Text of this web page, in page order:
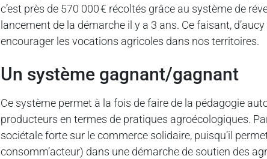
c’est près de 570 000 € récoltés grâce au système de
lancement de la démarche il y a 3 ans. Ce faisant,
encourager les vocations agricoles dans nos territoires.
un système gagnant/gagnant
Ce système permet à la fois de faire de la pédagogie
producteurs en termes de pratiques agroécologiques.
sociétale forte sur le commerce solidaire, puisqu’il
consomm’acteur) dans une démarche de soutien des